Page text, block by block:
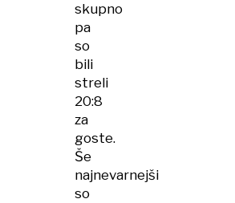
skupno
pa
so
bili
streli
20:8
za
goste.
Še
najnevarnejši
so